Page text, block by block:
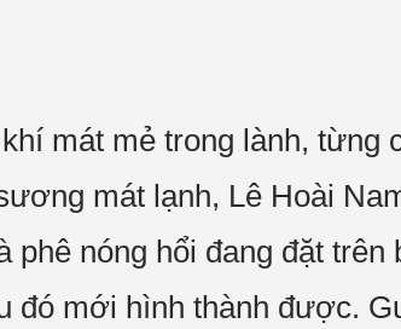
mát mẻ trong lành, từng
mát lạnh, Lê Hoài
nóng hổi đang đặt trên
đó mới hình thành được.